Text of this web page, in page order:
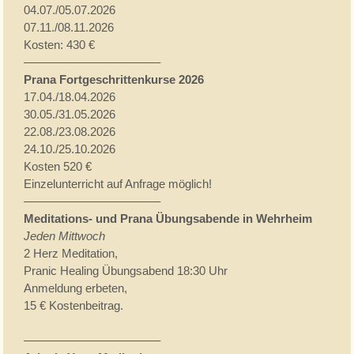
04.07./05.07.2026
07.11./08.11.2026
Kosten: 430 €
———————————–
Prana Fortgeschrittenkurse 2026
17.04./18.04.2026
30.05./31.05.2026
22.08./23.08.2026
24.10./25.10.2026
Kosten 520 €
Einzelunterricht auf Anfrage möglich!
———————————–
Meditations- und Prana Übungsabende in Wehrheim
Jeden Mittwoch
2 Herz Meditation,
Pranic Healing Übungsabend 18:30 Uhr
Anmeldung erbeten,
15 € Kostenbeitrag.
———————————–